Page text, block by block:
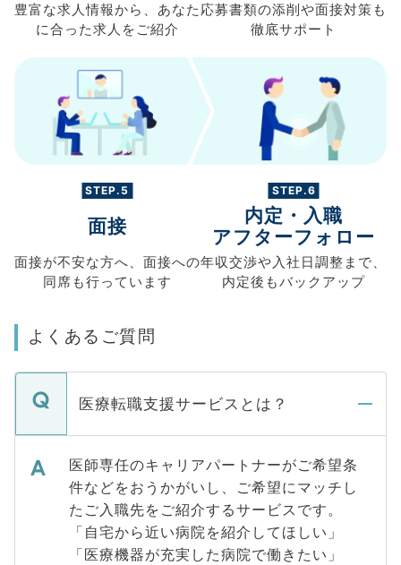
豊富な求人情報から、 あなた
に合った求人を ご紹介
応募書類の添削や面接対策も
徹底サポート
STEP.5
面接
面接が不安な方へ、 面接への
同席も行っています
STEP.6
内定・入職
アフターフォロー
年収交渉や入社日調整まで、
内定後もバックアップ
よくあるご質問
医療転職支援サービスとは？
医師専任のキャリアパートナーがご希望条
件などをおうかがいし、ご希望にマッチし
たご入職先をご紹介するサービスです。
「自宅から近い病院を紹介してほしい」
「医療機器が充実した病院で働きたい」